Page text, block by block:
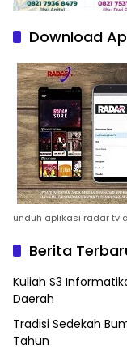
Download
unduh aplikasi radar tv
Berita
Kuliah S3
Daerah
Tradisi Sedekah
Tahun